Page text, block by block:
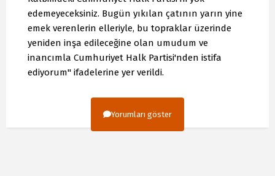
edemeyeceksiniz. Bugün yıkılan çatının yarın yine
emek verenlerin elleriyle, bu topraklar üzerinde
yeniden inşa edileceğine olan umudum ve
inancımla Cumhuriyet Halk Partisi'nden istifa
ediyorum" ifadelerine yer verildi.
Yorumları göster